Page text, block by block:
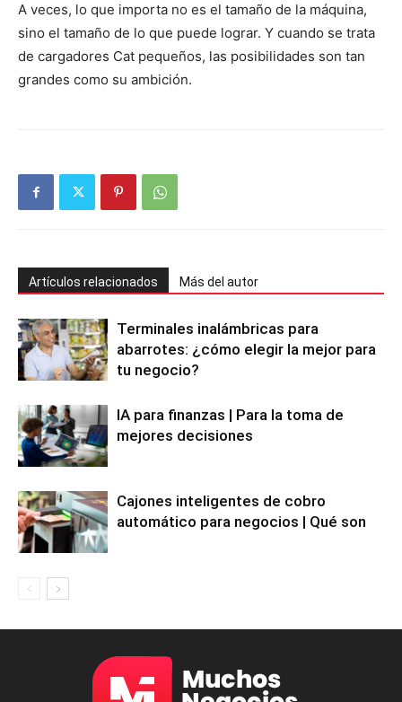
A veces, lo que importa no es el tamaño de la máquina,
sino el tamaño de lo que puede lograr. Y cuando se trata
de cargadores Cat pequeños, las posibilidades son tan
grandes como su ambición.
Artículos relacionados Más del autor
Terminales inalámbricas para
abarrotes: ¿cómo elegir la mejor para
tu negocio?
IA para finanzas | Para la toma de
mejores decisiones
Cajones inteligentes de cobro
automático para negocios | Qué son